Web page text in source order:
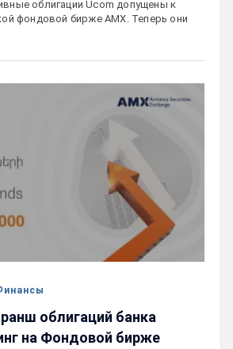
облигации Ucom допущены к
фондовой бирже AMX. Теперь они
облигаций банка
на Фондовой бирже